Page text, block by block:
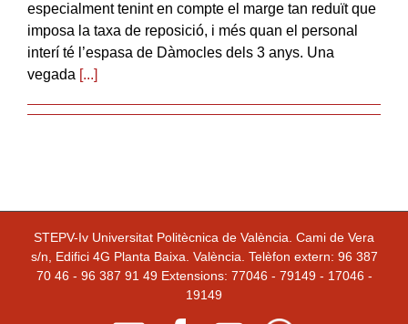
especialment tenint en compte el marge tan reduït que
imposa la taxa de reposició, i més quan el personal
interí té l’espasa de Dàmocles dels 3 anys. Una
vegada [...]
STEPV-Iv Universitat Politècnica de València. Cami de Vera
s/n, Edifici 4G Planta Baixa. València. Telèfon extern: 96 387
70 46 - 96 387 91 49 Extensions: 77046 - 79149 - 17046 -
19149